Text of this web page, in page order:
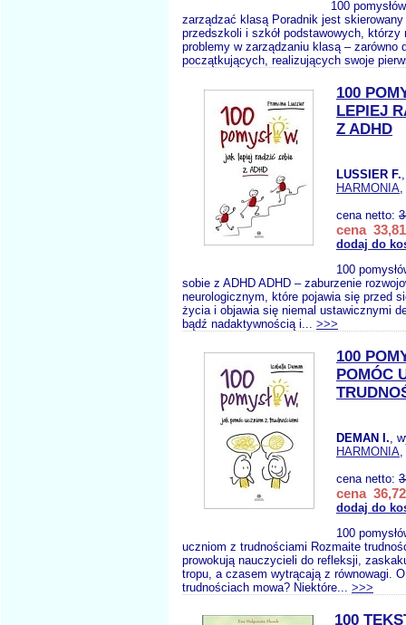
100
zarządzać klasą Poradnik jest
przedszkoli i szkół podstawowych, którzy
problemy w zarządzaniu klasą – zarówno
początkujących, realizujących swoje
100
LEPIEJ
Z ADHD
LUSSIER F.
HARMONIA,
cena netto:
cena 33,81
dodaj do
100
sobie z ADHD ADHD – zaburzenie
neurologicznym, które pojawia się przed
życia i objawia się niemal ustawicznymi
bądź nadaktywnością i... >>>
100
POMÓC
DEMAN I.,
HARMONIA,
cena netto:
cena 36,72
dodaj do
100
uczniom z trudnościami Rozmaite
prowokują nauczycieli do refleksji,
tropu, a czasem wytrącają z równowagi.
trudnościach mowa? Niektóre... >>>
100